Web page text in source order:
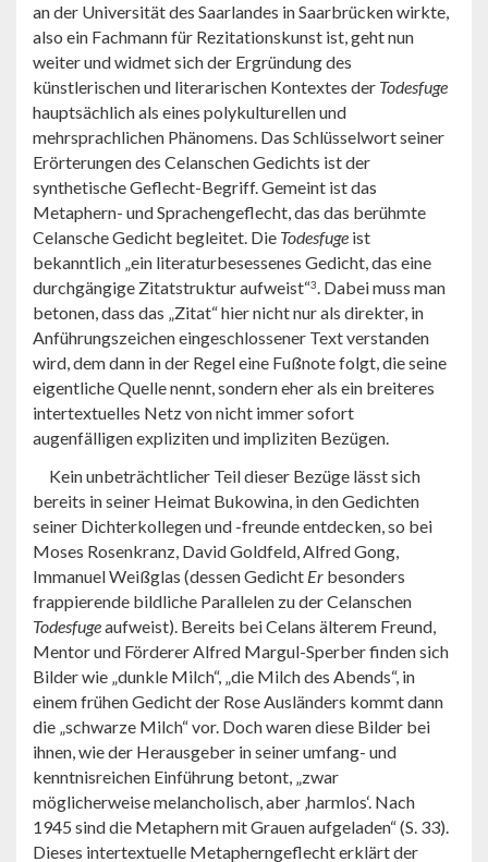
an der Universität des Saarlandes in Saarbrücken wirkte,
also ein Fachmann für Rezitationskunst ist, geht nun
weiter und widmet sich der Ergründung des
künstlerischen und literarischen Kontextes der Todesfuge
hauptsächlich als eines polykulturellen und
mehrsprachlichen Phänomens. Das Schlüsselwort seiner
Erörterungen des Celanschen Gedichts ist der
synthetische Geflecht-Begriff. Gemeint ist das
Metaphern- und Sprachengeflecht, das das berühmte
Celansche Gedicht begleitet. Die Todesfuge ist
bekanntlich „ein literaturbesessenes Gedicht, das eine
durchgängige Zitatstruktur aufweist“3. Dabei muss man
betonen, dass das „Zitat“ hier nicht nur als direkter, in
Anführungszeichen eingeschlossener Text verstanden
wird, dem dann in der Regel eine Fußnote folgt, die seine
eigentliche Quelle nennt, sondern eher als ein breiteres
intertextuelles Netz von nicht immer sofort
augenfälligen expliziten und impliziten Bezügen.
Kein unbeträchtlicher Teil dieser Bezüge lässt sich
bereits in seiner Heimat Bukowina, in den Gedichten
seiner Dichterkollegen und -freunde entdecken, so bei
Moses Rosenkranz, David Goldfeld, Alfred Gong,
Immanuel Weißglas (dessen Gedicht Er besonders
frappierende bildliche Parallelen zu der Celanschen
Todesfugeaufweist). Bereits bei Celans älterem Freund,
Mentor und Förderer Alfred Margul-Sperber finden sich
Bilder wie „dunkle Milch“, „die Milch des Abends“, in
einem frühen Gedicht der Rose Ausländers kommt dann
die „schwarze Milch“ vor. Doch waren diese Bilder bei
ihnen, wie der Herausgeber in seiner umfang- und
kenntnisreichen Einführung betont, „zwar
möglicherweise melancholisch, aber ‚harmlos‘. Nach
1945 sind die Metaphern mit Grauen aufgeladen“ (S. 33).
Dieses intertextuelle Metapherngeflecht erklärt der